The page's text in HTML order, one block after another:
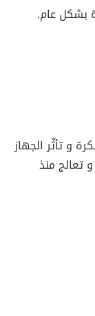
بشكل عام.
و تأثّر الجهاز
تعالج منذ